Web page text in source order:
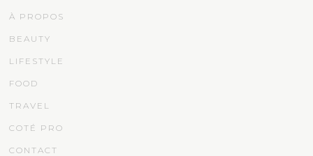
À PROPOS
BEAUTY
LIFESTYLE
FOOD
TRAVEL
COTÉ PRO
CONTACT